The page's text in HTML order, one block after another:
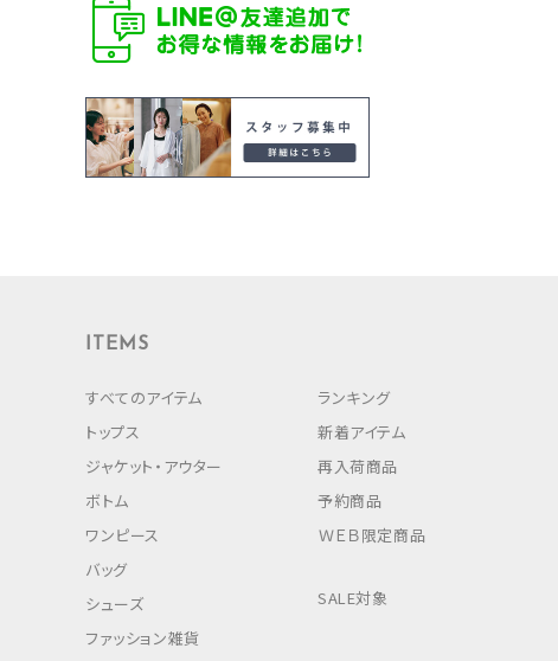
ITEMS
すべてのアイテム
トップス
ジャケット・アウター
ボトム
ワンピース
バッグ
シューズ
ファッション雑貨
ランキング
新着アイテム
再入荷商品
予約商品
ＷＥＢ限定商品
SALE対象